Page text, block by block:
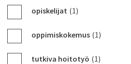
opiskelijat (1)
oppimiskokemus (1)
tutkiva hoitotyö (1)